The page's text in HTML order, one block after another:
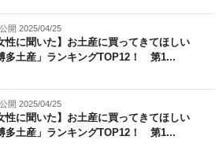
公開 2025/04/25
性に聞いた】お土産に買ってきてほしい
多土産」ランキングTOP12！ 第1...
公開 2025/04/25
性に聞いた】お土産に買ってきてほしい
多土産」ランキングTOP12！ 第1...